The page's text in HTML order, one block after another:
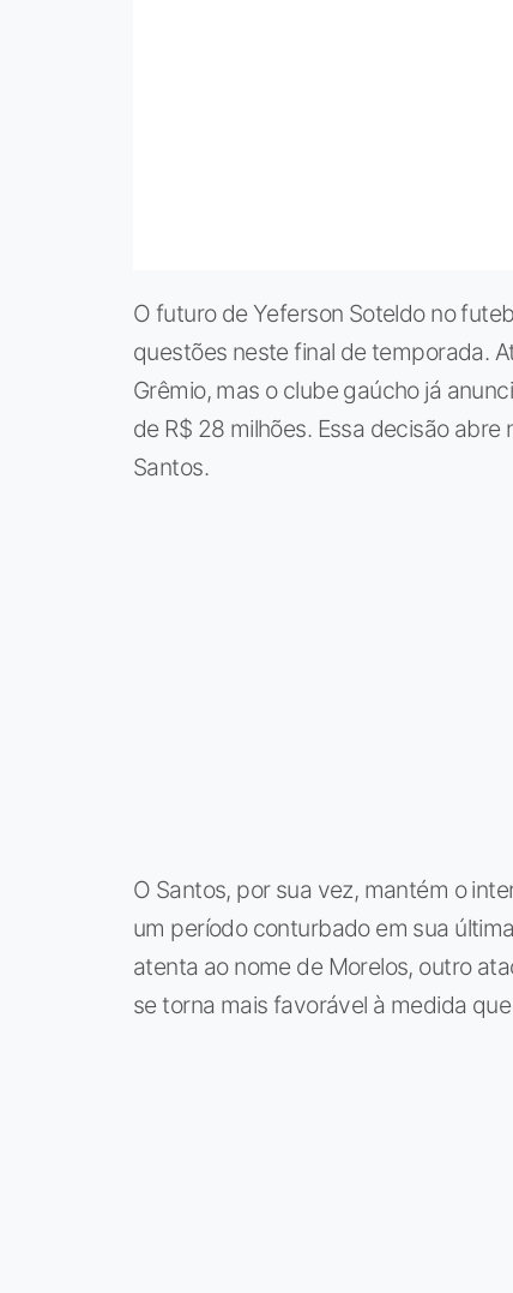
O futuro de Yeferson Soteldo no
questões neste final de temporada.
Grêmio, mas o clube gaúcho já
de R$ 28 milhões. Essa decisão
Santos.
O Santos, por sua vez, mantém o
um período conturbado em sua
atenta ao nome de Morelos, outro
se torna mais favorável à medida